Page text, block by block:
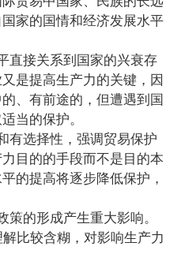
家的国情和经济发展水平
接关系到国家的兴衰存
是提高生产力的关键，因
、有前途的，但遭遇到国
当的保护。
选择性，强调贸易保护
目的的手段而不是目的本
的提高将逐步降低保护，
的形成产生重大影响。
比较含糊，对影响生产力